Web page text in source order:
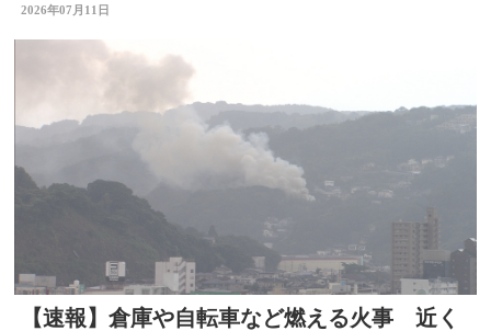
分
2026年07月11日
【速報】倉庫や自転車など燃える火事 近く